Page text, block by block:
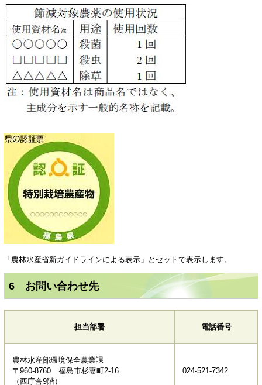
「農林水産省新ガイドラインによる表示」とセットで表示します。
6 お問い合わせ先
担当部署 電話番号
農林水産部環境保全農業課
〒960-8760 福島市杉妻町2-16
（西庁舎9階）
024-521-7342